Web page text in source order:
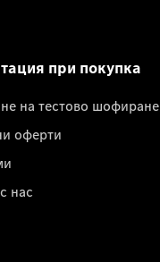
при покупка
на тестово шофиране
оферти
нас